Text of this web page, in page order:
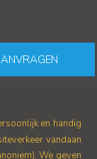
en handig
vandaan
We geven